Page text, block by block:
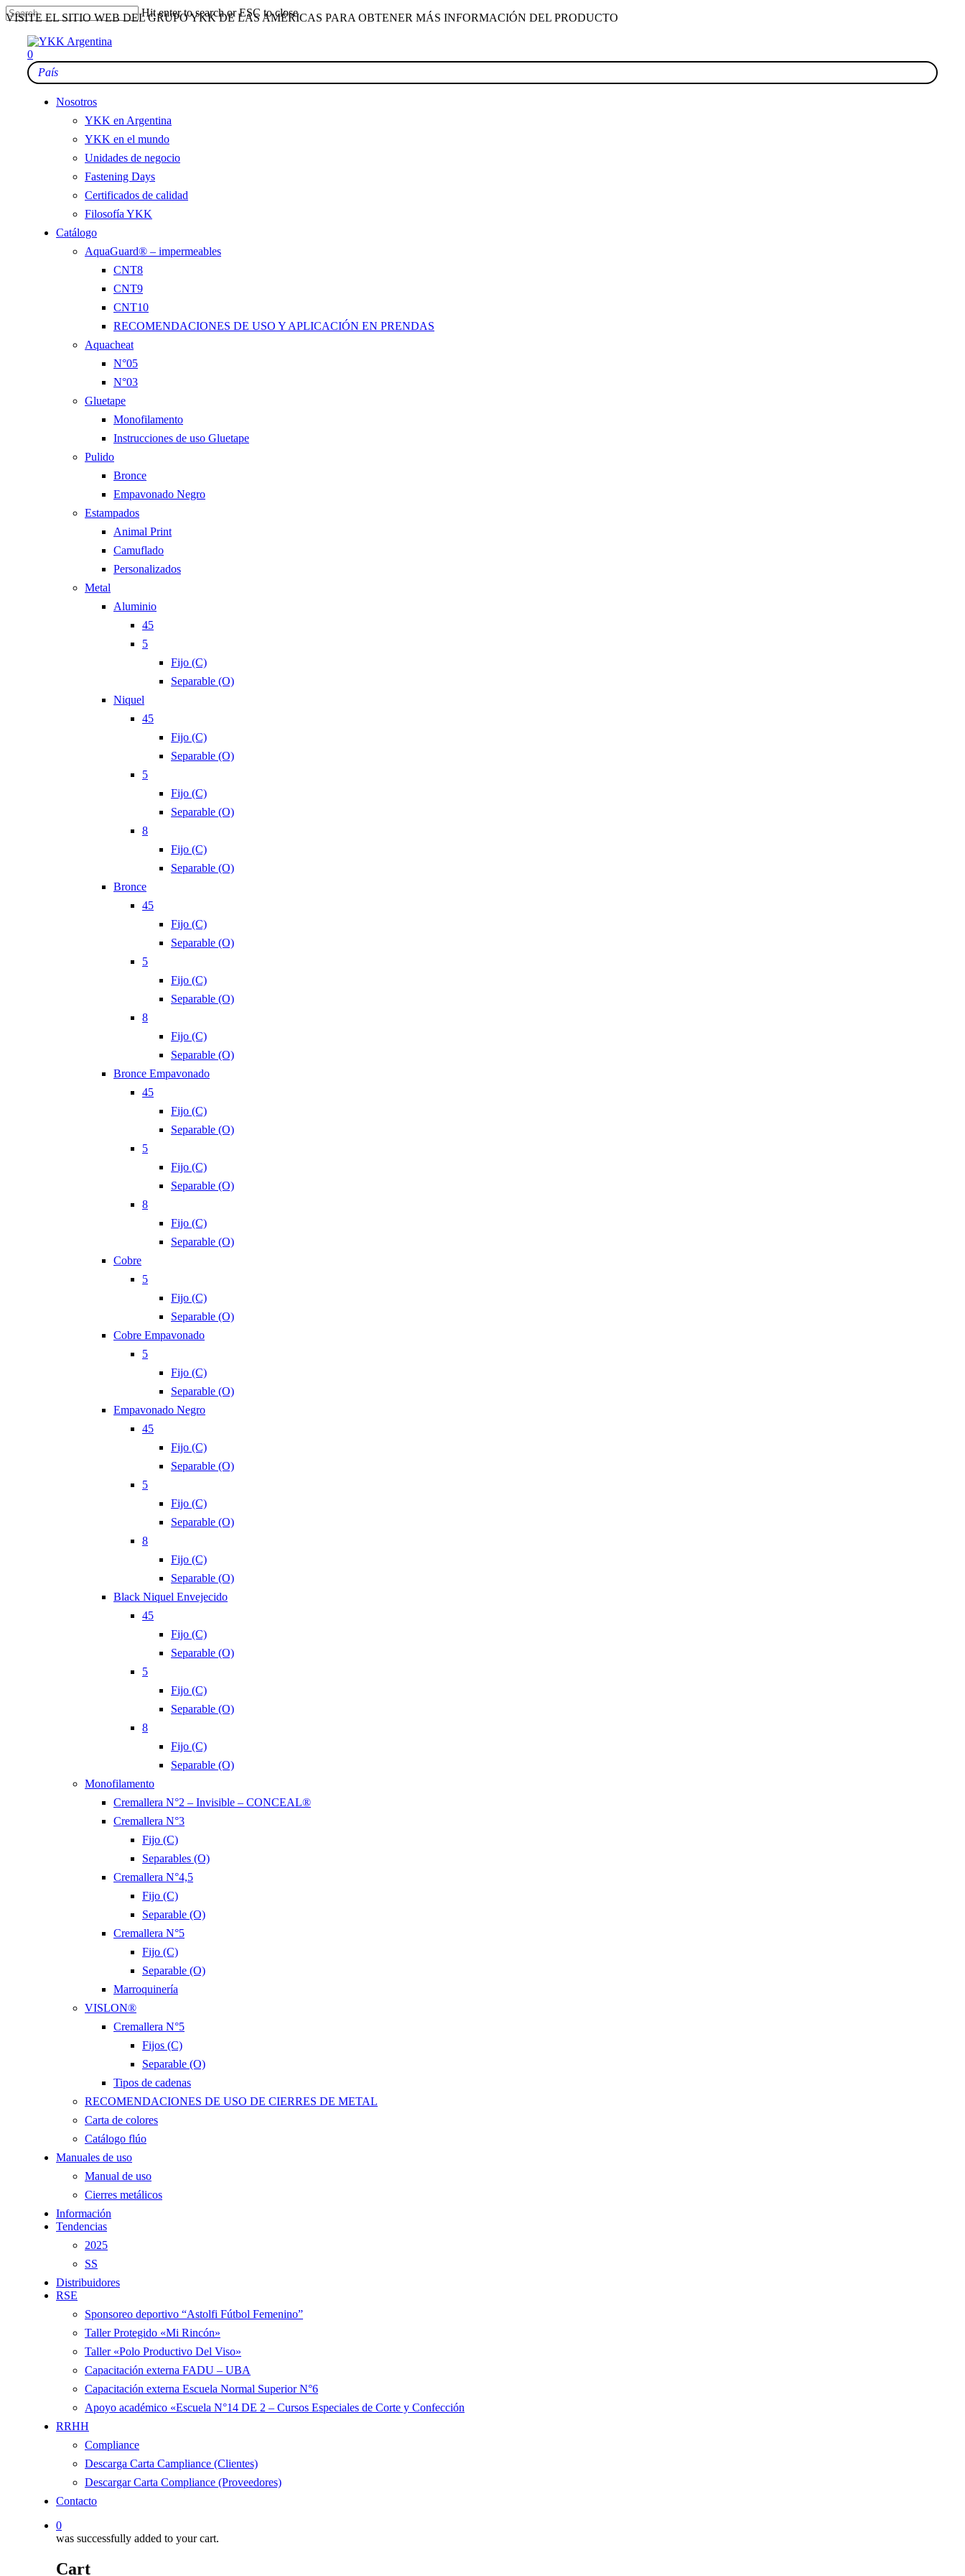
Skip
to
content
Hit enter to search or ESC to close
Search
0
Nosotros
YKK en Argentina
YKK en el mundo
Unidades de negocio
Fastening Days
Certificados de calidad
Filosofía YKK
Catálogo
AquaGuard® – impermeables
CNT8
CNT9
CNT10
RECOMENDACIONES DE USO Y APLICACIÓN EN PRENDAS
Aquacheat
N°05
N°03
Gluetape
Monofilamento
Instrucciones de uso Gluetape
Pulido
Bronce
Empavonado Negro
Estampados
Animal Print
Camuflado
Personalizados
Metal
Aluminio
45
5
Fijo (C)
Separable (O)
Niquel
45
Fijo (C)
Separable (O)
5
Fijo (C)
Separable (O)
8
Fijo (C)
Separable (O)
Bronce
45
Fijo (C)
Separable (O)
5
Fijo (C)
Separable (O)
8
Fijo (C)
Separable (O)
Bronce Empavonado
45
Fijo (C)
Separable (O)
5
Fijo (C)
Separable (O)
8
Fijo (C)
Separable (O)
Cobre
5
Fijo (C)
Separable (O)
Cobre Empavonado
5
Fijo (C)
Separable (O)
Empavonado Negro
45
Fijo (C)
Separable (O)
5
Fijo (C)
Separable (O)
8
Fijo (C)
Separable (O)
Black Niquel Envejecido
45
Fijo (C)
Separable (O)
5
Fijo (C)
Separable (O)
8
Fijo (C)
Separable (O)
Monofilamento
Cremallera N°2 – Invisible – CONCEAL®
Cremallera N°3
Fijo (C)
Separables (O)
Cremallera N°4,5
Fijo (C)
Separable (O)
Cremallera N°5
Fijo (C)
Separable (O)
Marroquinería
VISLON®
Cremallera N°5
Fijos (C)
Separable (O)
Tipos de cadenas
RECOMENDACIONES DE USO DE CIERRES DE METAL
Carta de colores
Catálogo flúo
Manuales de uso
Manual de uso
Cierres metálicos
Información
Tendencias
2025
SS
Distribuidores
RSE
Sponsoreo deportivo “Astolfi Fútbol Femenino”
Taller Protegido «Mi Rincón»
Taller «Polo Productivo Del Viso»
Capacitación externa FADU – UBA
Capacitación externa Escuela Normal Superior N°6
Apoyo académico «Escuela N°14 DE 2 – Cursos Especiales de Corte y Confección
RRHH
Compliance
Descarga Carta Campliance (Clientes)
Descargar Carta Compliance (Proveedores)
Contacto
0
was successfully added to your cart.
Cart
VISITE EL SITIO WEB DEL GRUPO YKK DE LAS AMÉRICAS PARA OBTENER MÁS INFORMACIÓN DEL PRODUCTO